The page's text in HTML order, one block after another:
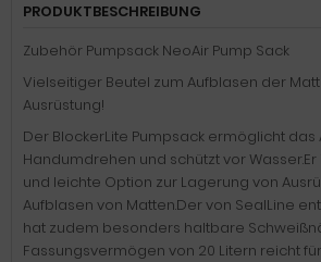
PRODUKTBESCHREIBUNG
Zubehör Pumpsack NeoAir Pump Sack
Vielseitiger Beutel zum Aufblasen der
Ausrüstung!
Der BlockerLite Pumpsack ermöglicht das
Handumdrehen und schützt vor
und leichte Option zur Lagerung von
Aufblasen von Matten.Der von SealLine
hat zudem besonders haltbare
Fassungsvermögen von 20 Litern reicht